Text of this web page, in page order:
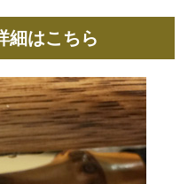
細はこちら